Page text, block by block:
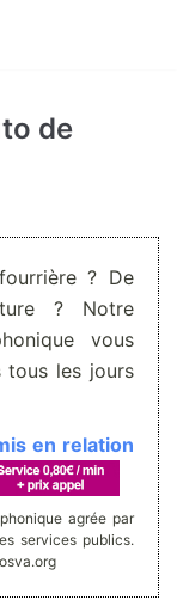
de
? De
? Notre
vous
tous les jours
en relation
agrée par
services publics.